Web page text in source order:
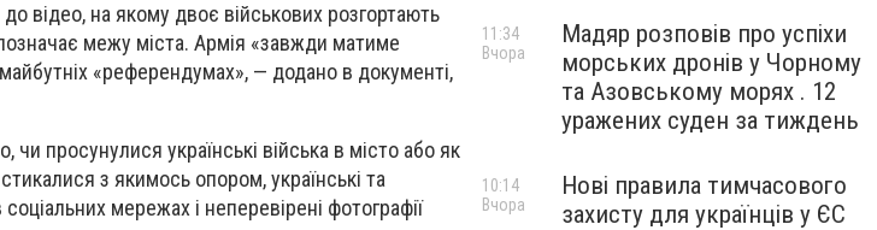
відео, на якому двоє військових розгортають
межу міста. Армія «завжди матиме
«референдумах», — додано в документі,
просунулися українські війська в місто або як
з якимось опором, українські та
мережах і неперевірені фотографії
Мадяр розповів про успіхи
морських дронів у Чорному
та Азовському морях . 12
уражених суден за тиждень
11:34
Вчора
Нові правила тимчасового
захисту для українців у ЄС
10:14
Вчора